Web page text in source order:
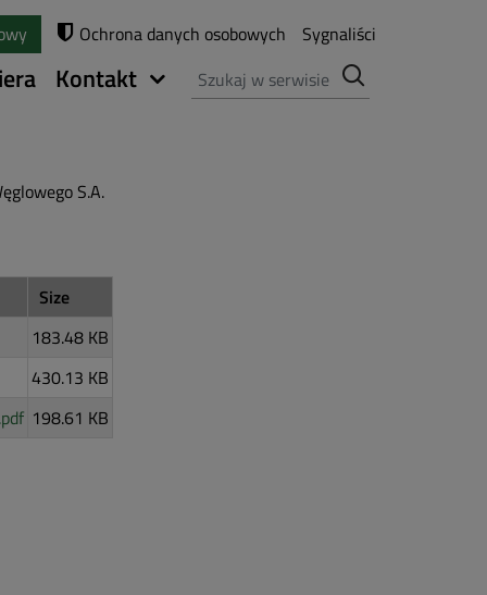
Ochrona danych osobowych Sygnaliści
Kontakt Szukaj
S.A.
Size
183.48 KB
430.13 KB
198.61 KB